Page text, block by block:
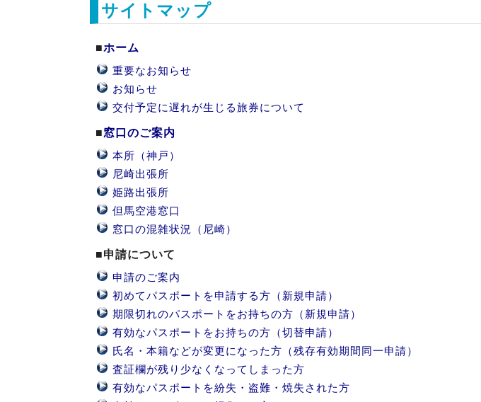
サイトマップ
■ホーム
重要なお知らせ
お知らせ
交付予定に遅れが生じる旅券について
■窓口のご案内
本所（神戸）
尼崎出張所
姫路出張所
但馬空港窓口
窓口の混雑状況（尼崎）
■申請について
申請のご案内
初めてパスポートを申請する方（新規申請）
期限切れのパスポートをお持ちの方（新規申請）
有効なパスポートをお持ちの方（切替申請）
氏名・本籍などが変更になった方（残存有効期間同一申請）
査証欄が残り少なくなってしまった方
有効なパスポートを紛失・盗難・焼失された方